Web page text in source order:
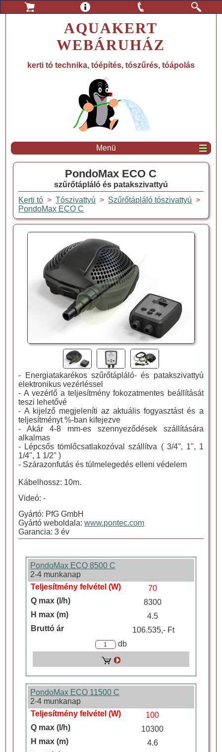
AQUAKERT
WEBÁRUHÁZ
kerti tó technika, tóépítés, tószűrés, tóápolás
Menü
PondoMax ECO C
szűrőtápláló és patakszivattyú
Kerti tó >Tószivattyú > Szűrőtápláló tószivattyú >
PondoMax ECO C
- Energiatakarékos szűrőtápláló- és patakszivattyú
elektronikus vezérléssel
- A vezérlő a teljesítmény fokozatmentes beállítását
teszi lehetővé
- A kijelző megjeleníti az aktuális fogyasztást és a
teljesítményt %-ban kifejezve
- Akár 4-8 mm-es szennyeződések szállítására
alkalmas
- Lépcsős tömlőcsatlakozóval szállítva ( 3/4", 1", 1
1/4", 1 1/2" )
- Szárazonfutás és túlmelegedés elleni védelem
Kábelhossz: 10m.
Videó: -
Gyártó: PfG GmbH
Gyártó weboldala:www.pontec.com
Garancia: 3 év
PondoMax ECO 8500 C
2-4 munkanap
70
8300
4.5
106.535,- Ft
db
PondoMax ECO 11500 C
2-4 munkanap
100
10300
4.6